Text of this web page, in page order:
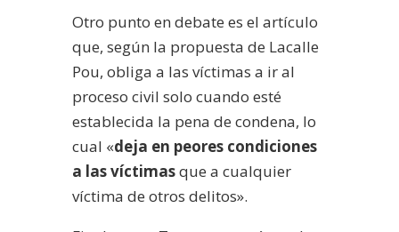
Otro punto en debate es el artículo
que, según la propuesta de Lacalle
Pou, obliga a las víctimas a ir al
proceso civil solo cuando esté
establecida la pena de condena, lo
cual «deja en peores condiciones
a las víctimasque a cualquier
víctima de otros delitos».